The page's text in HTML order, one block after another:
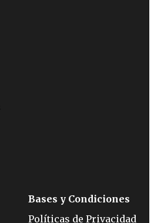
Bases y Condiciones
Políticas de Privacidad